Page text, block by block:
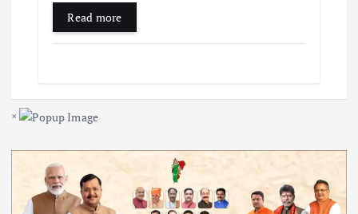
Read more
×